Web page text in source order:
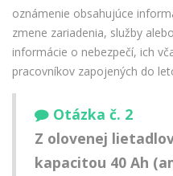
oznámenie obsahujúce
zmene zariadenia, služby
informácie o nebezpečí, ich
pracovníkov zapojených do
Otázka č. 2
Z olovenej
kapacitou 40 Ah